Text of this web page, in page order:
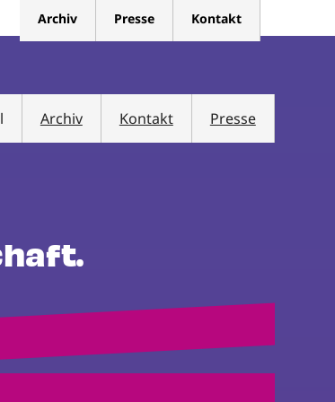
Archiv Presse Kontakt
Archiv Kontakt Presse